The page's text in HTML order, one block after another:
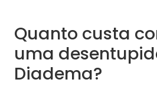
Quanto custa
uma
Diadema?